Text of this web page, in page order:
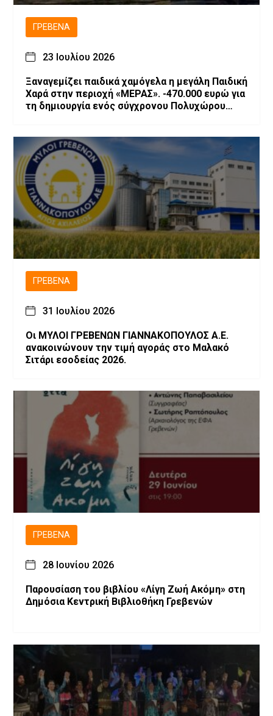
ΓΡΕΒΕΝΆ
23 Ιουλίου 2026
Ξαναγεμίζει παιδικά χαμόγελα η μεγάλη Παιδική
Χαρά στην περιοχή «ΜΕΡΑΣ». -470.000 ευρώ για
τη δημιουργία ενός σύγχρονου Πολυχώρου
ΓΡΕΒΕΝΆ
31 Ιουλίου 2026
Οι ΜΥΛΟΙ ΓΡΕΒΕΝΩΝ ΓΙΑΝΝΑΚΟΠΟΥΛΟΣ Α.Ε.
ανακοινώνουν την τιμή αγοράς στο Μαλακό
Σιτάρι εσοδείας 2026.
ΓΡΕΒΕΝΆ
28 Ιουνίου 2026
Παρουσίαση του βιβλίου «Λίγη Ζωή Ακόμη» στη
Δημόσια Κεντρική Βιβλιοθήκη Γρεβενών